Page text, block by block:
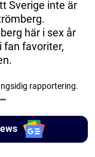
Sverige inte är
här i sex år
fan favoriter,
rapportering.